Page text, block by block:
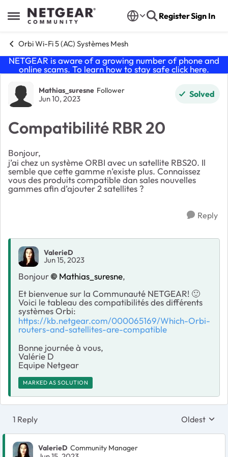
Open Side Menu
Skip to content RegisterSign In
Orbi Wi-Fi 5 (AC) Systèmes Mesh
NETGEAR is aware of a growing number of phone and
online scams. To learn how to stay safe click here.
Forum Discussion
Mathias_suresne Follower
Jun 10, 2023 Solved
Compatibilité RBR 20
Bonjour,
j’ai chez un système ORBI avec un satellite RBS20. Il
semble que cette gamme n’existe plus. Connaissez
vous des produits compatible dan sales nouvelles
gammes afin d’ajouter 2 satellites ?
Reply
ValerieD
Jun 15, 2023
Bonjour Mathias_suresne,
Et bienvenue sur la Communauté NETGEAR! 🙂
Voici le tableau des compatibilités des différents
systèmes Orbi:
https://kb.netgear.com/000065169/Which-Orbi-
routers-and-satellites-are-compatible
Bonne journée à vous,
Valérie D
Equipe Netgear
MARKED AS SOLUTION
1 Reply Replies
Oldest
ValerieD Community Manager